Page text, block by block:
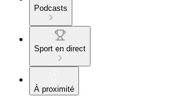
Podcasts
Sport en direct
À proximité